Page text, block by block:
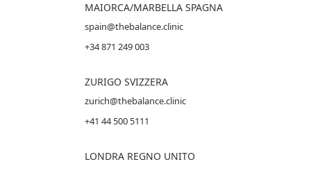
MAIORCA/MARBELLA SPAGNA
spain@thebalance.clinic
+34 871 249 003
ZURIGO SVIZZERA
zurich@thebalance.clinic
+41 44 500 5111
LONDRA REGNO UNITO